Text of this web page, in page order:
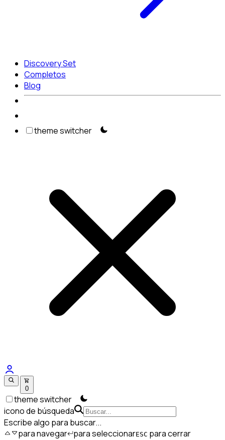
Discovery Set
Completos
Blog
theme switcher
0
theme switcher
icono de búsqueda
Escribe algo para buscar...
para navegar para seleccionarESC para cerrar